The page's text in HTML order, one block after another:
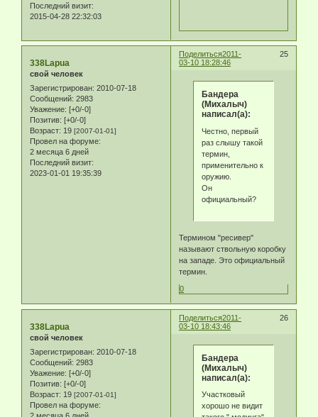
Последний визит:
2015-04-28 22:32:03
Поделиться 25
2011-
03-10 18:28:46
338Lapua
свой человек
Зарегистрирован: 2010-07-18
Сообщений: 2983
Уважение: [+0/-0]
Позитив: [+0/-0]
Возраст: 19 [2007-01-01]
Провел на форуме:
2 месяца 6 дней
Последний визит:
2023-01-01 19:35:39
Бандера
(Михалыч)
написал(а):
Честно, первый
раз слышу такой
термин,
применительно к
оружию.
Он
официальный?
Термином "ресивер"
называют ствольную коробку
на западе. Это официальный
термин.
0
Поделиться 26
2011-
03-10 18:43:46
338Lapua
свой человек
Зарегистрирован: 2010-07-18
Сообщений: 2983
Уважение: [+0/-0]
Позитив: [+0/-0]
Возраст: 19 [2007-01-01]
Провел на форуме:
2 месяца 6 дней
Бандера
(Михалыч)
написал(а):
Участковый
хорошо не видит